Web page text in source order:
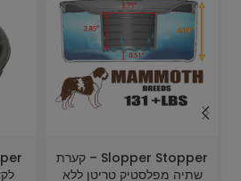
Slopper Stopper – קערת
שתיה מפלסטיק טריטן ללא